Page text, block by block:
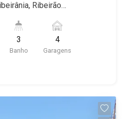
Ribeirão
Imobiliária selecionou
com armários e
- Quintal - Corredor lateral
3
Banho
4
Garagens